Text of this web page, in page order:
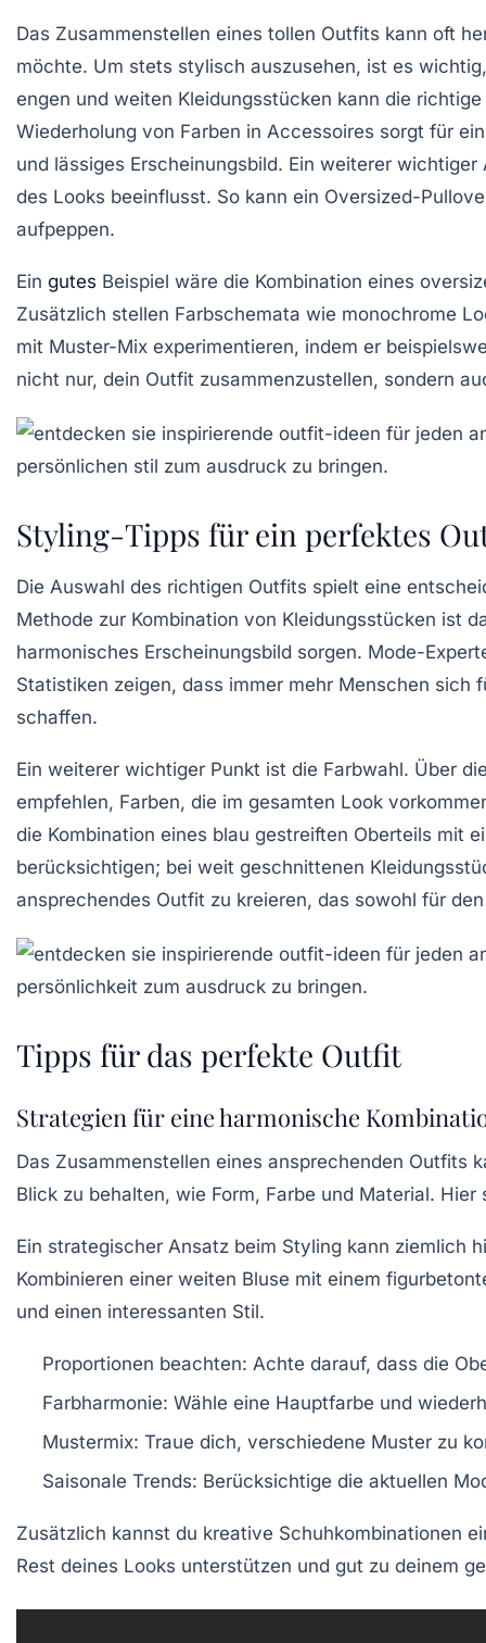
Das Zusammenstellen eines tollen Outfits kann oft
möchte. Um stets stylisch auszusehen, ist es
engen und weiten Kleidungsstücken kann die
Wiederholung von Farben in Accessoires sorgt für
und lässiges Erscheinungsbild. Ein weiterer
des Looks beeinflusst. So kann ein Oversized-
aufpeppen.
Ein gutes Beispiel wäre die Kombination eines
Zusätzlich stellen Farbschemata wie monochrome
mit Muster-Mix experimentieren, indem er
nicht nur, dein Outfit zusammenzustellen, sondern
Styling-Tipps für ein perfektes
Die Auswahl des richtigen Outfits spielt eine
Methode zur Kombination von Kleidungsstücken ist
harmonisches Erscheinungsbild sorgen. Mode-
Statistiken zeigen, dass immer mehr Menschen
schaffen.
Ein weiterer wichtiger Punkt ist die Farbwahl. Über
empfehlen, Farben, die im gesamten Look
die Kombination eines blau gestreiften Oberteils mit
berücksichtigen; bei weit geschnittenen
ansprechendes Outfit zu kreieren, das sowohl für
Tipps für das perfekte Outfit
Strategien für eine harmonische
Das Zusammenstellen eines ansprechenden Outfits
Blick zu behalten, wie Form, Farbe und Material. Hier
Ein strategischer Ansatz beim Styling kann ziemlich
Kombinieren einer weiten Bluse mit einem
und einen interessanten Stil.
Proportionen beachten: Achte darauf, dass die
Farbharmonie: Wähle eine Hauptfarbe und
Mustermix: Traue dich, verschiedene Muster zu
Saisonale Trends: Berücksichtige die aktuellen
Zusätzlich kannst du kreative Schuhkombinationen
Rest deines Looks unterstützen und gut zu deinem